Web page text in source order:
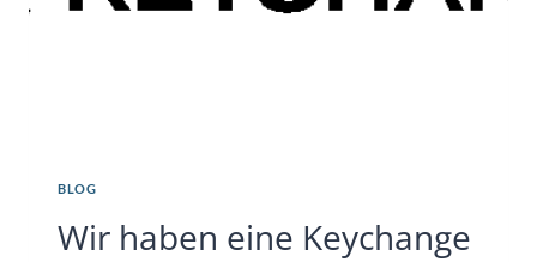
BLOG
Wir haben eine Keychange